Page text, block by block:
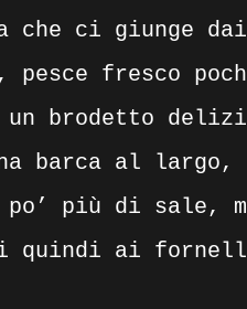
ci giunge
pesce fresco
un brodetto
barca al largo,
più di sale,
quindi ai